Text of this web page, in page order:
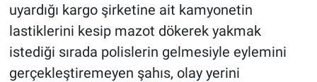
uyardığı kargo şirketine ait kamyonetin
lastiklerini kesip mazot dökerek yakmak
istediği sırada polislerin gelmesiyle eylemini
gerçekleştiremeyen şahıs, olay yerini